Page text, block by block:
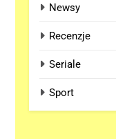
Newsy
Recenzje
Seriale
Sport